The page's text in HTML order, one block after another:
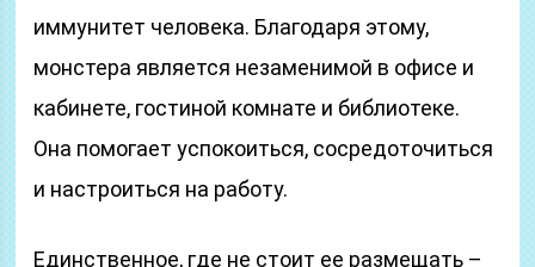
иммунитет человека. Благодаря этому,
монстера является незаменимой в офисе и
кабинете, гостиной комнате и библиотеке.
Она помогает успокоиться, сосредоточиться
и настроиться на работу.
Единственное, где не стоит ее размещать –